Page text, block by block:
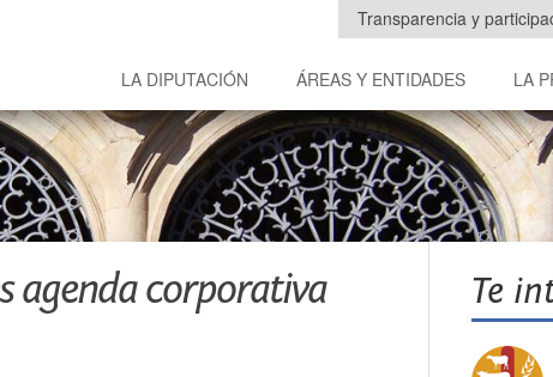
Transparencia y
LA DIPUTACIÓN ÁREAS Y ENTIDADES LA
agenda corporativa Te